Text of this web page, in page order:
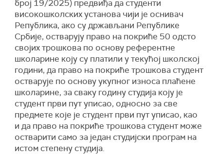
број 19/2025) предвиђа да студенти
високошколских установа чији је оснивач
Република, ако су држављани Републике
Србије, остварују право на покриће 50 одсто
својих трошкова по основу референтне
школарине коју су платили у текућој школској
години, да право на покриће трошкова студент
остварује по основу укупног износа плаћене
школарине, за сваку годину студија коју је
студент први пут уписао, односно за све
предмете које је студент први пут уписао, као
и да право на покриће трошкова студент може
остварити само за један студијски програм на
истом степену студија.